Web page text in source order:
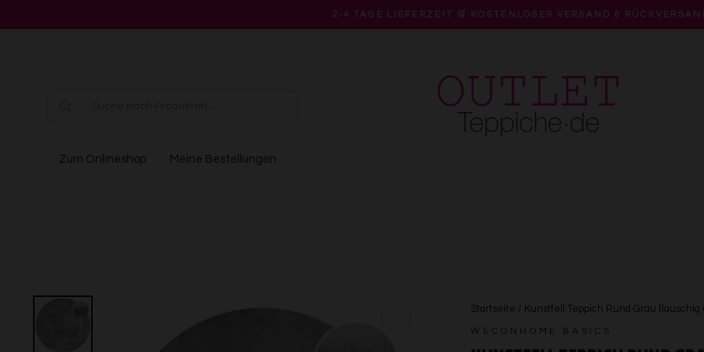
Pause
2-4 TAGE LIEFERZEIT 🛒 KOSTENLOSER VERSAND &
Zum Onlineshop Meine Bestellungen
Startseite / Kunstfell Teppich Rund Grau flauschig
WECONHOME BASICS